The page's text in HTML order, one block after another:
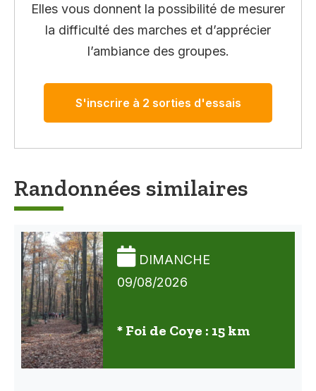
Elles vous donnent la possibilité de mesurer
la difficulté des marches et d’apprécier
l’ambiance des groupes.
S'inscrire à 2 sorties d'essais
Randonnées similaires
DIMANCHE
09/08/2026
* Foi de Coye : 15 km